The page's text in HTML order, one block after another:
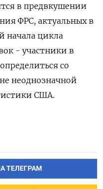
в предвкушении
ФРС, актуальных в
начала цикла
- участники в
со
неоднозначной
США.
ТЕЛЕГРАМ